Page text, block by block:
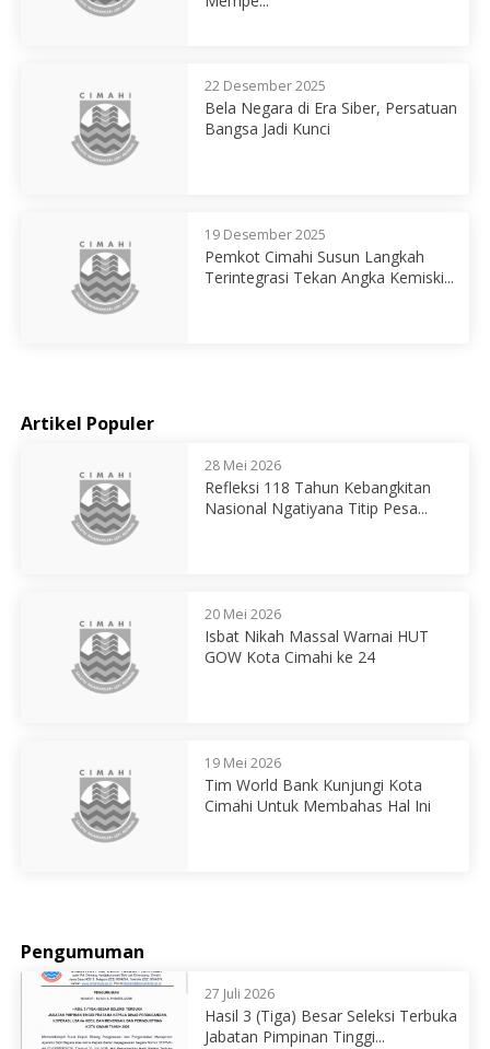
22 Desember 2025
Bela Negara di Era Siber, Persatuan
Bangsa Jadi Kunci
19 Desember 2025
Pemkot Cimahi Susun Langkah
Terintegrasi Tekan Angka Kemiski...
Artikel Populer
28 Mei 2026
Refleksi 118 Tahun Kebangkitan
Nasional Ngatiyana Titip Pesa...
20 Mei 2026
Isbat Nikah Massal Warnai HUT
GOW Kota Cimahi ke 24
19 Mei 2026
Tim World Bank Kunjungi Kota
Cimahi Untuk Membahas Hal Ini
Pengumuman
27 Juli 2026
Hasil 3 (Tiga) Besar Seleksi Terbuka
Jabatan Pimpinan Tinggi...